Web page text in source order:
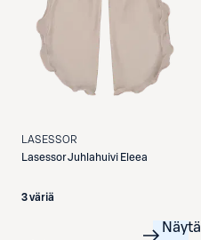
LASESSOR
LasessorJuhlahuivi Eleea
3 väriä
Näytä